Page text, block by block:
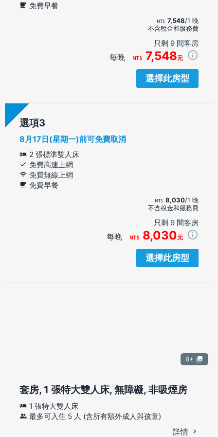
免費早餐
7,548/1 晚
不含稅金和服務費
只剩 9 間客房
每晚 7,548元
選擇此房型
選項
8月17日(星期一)前可免費取消
2 張標準雙人床
免費高速上網
免費無線上網
免費早餐
8,030/1 晚
不含稅金和服務費
只剩 9 間客房
每晚 8,030元
選擇此房型
6+
套房, 1 張特大雙人床, 無障礙, 非吸煙房
1 張特大雙人床
最多可入住 5 人 (含所有額外成人與孩童)
詳情